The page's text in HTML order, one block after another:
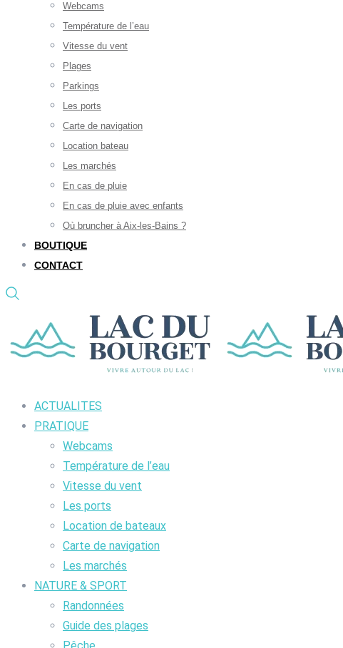
Webcams
Température de l’eau
Vitesse du vent
Plages
Parkings
Les ports
Carte de navigation
Location bateau
Les marchés
En cas de pluie
En cas de pluie avec enfants
Où bruncher à Aix-les-Bains ?
BOUTIQUE
CONTACT
ACTUALITES
PRATIQUE
Webcams
Température de l’eau
Vitesse du vent
Les ports
Location de bateaux
Carte de navigation
Les marchés
NATURE & SPORT
Randonnées
Guide des plages